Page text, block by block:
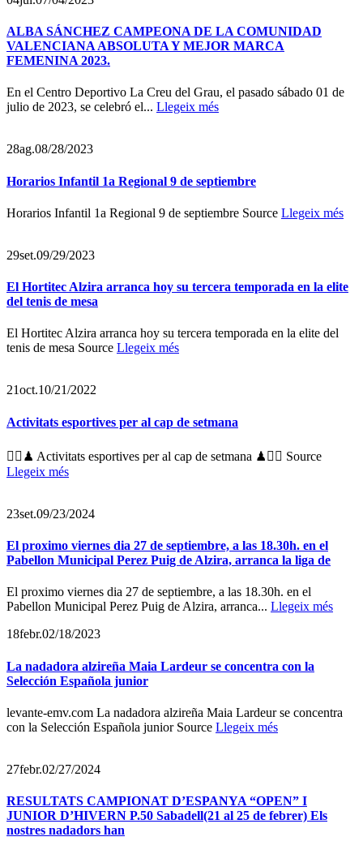
ALBA SÁNCHEZ CAMPEONA DE LA COMUNIDAD
VALENCIANA ABSOLUTA Y MEJOR MARCA
FEMENINA 2023.
En el Centro Deportivo La Creu del Grau, el pasado sábado 01 de
julio de 2023, se celebró el... Llegeix més
28ag.08/28/2023
Horarios Infantil 1a Regional 9 de septiembre
Horarios Infantil 1a Regional 9 de septiembre Source Llegeix més
29set.09/29/2023
El Hortitec Alzira arranca hoy su tercera temporada en la elite
del tenis de mesa
El Hortitec Alzira arranca hoy su tercera temporada en la elite del
tenis de mesa Source Llegeix més
21oct.10/21/2022
Activitats esportives per al cap de setmana
🏊‍♂️♟ Activitats esportives per al cap de setmana ♟🏊‍♂️ Source
Llegeix més
23set.09/23/2024
El proximo viernes dia 27 de septiembre, a las 18.30h. en el
Pabellon Municipal Perez Puig de Alzira, arranca la liga de
El proximo viernes dia 27 de septiembre, a las 18.30h. en el
Pabellon Municipal Perez Puig de Alzira, arranca... Llegeix més
18febr.02/18/2023
La nadadora alzireña Maia Lardeur se concentra con la
Selección Española junior
levante-emv.com La nadadora alzireña Maia Lardeur se concentra
con la Selección Española junior Source Llegeix més
27febr.02/27/2024
RESULTATS CAMPIONAT D’ESPANYA “OPEN” I
JUNIOR D’HIVERN P.50 Sabadell(21 al 25 de febrer) Els
nostres nadadors han